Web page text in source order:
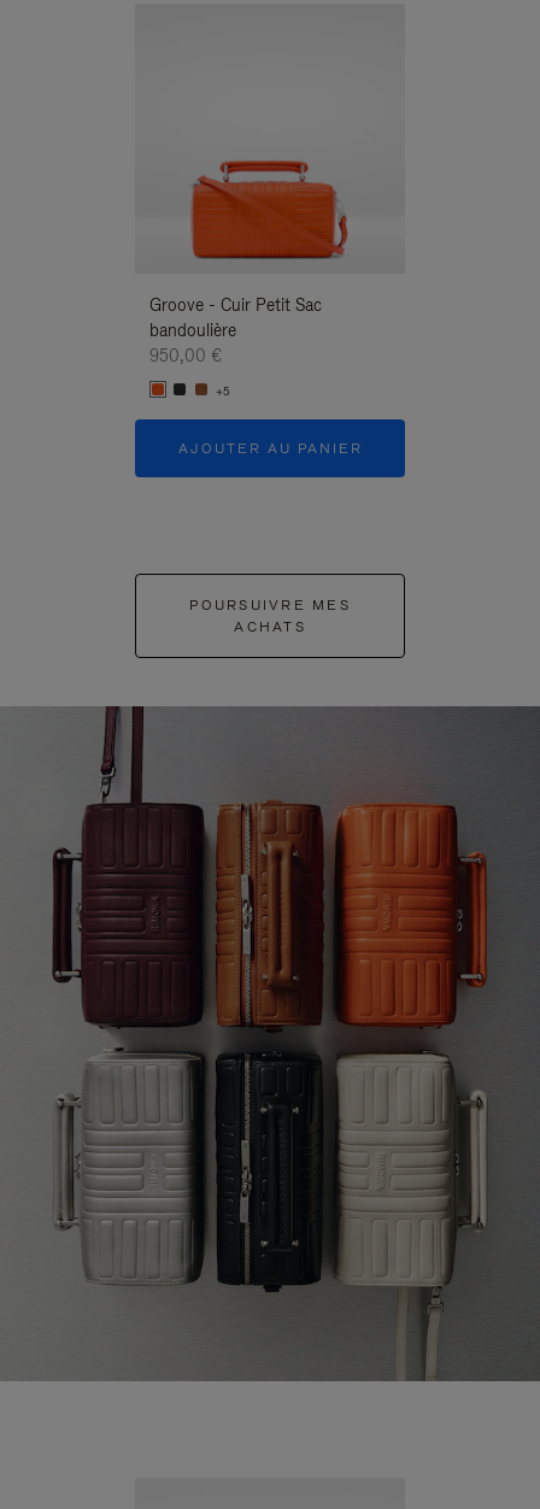
Groove - Cuir Petit Sac
bandoulière
950,00 €
+5
AJOUTER AU PANIER
POURSUIVRE MES
ACHATS